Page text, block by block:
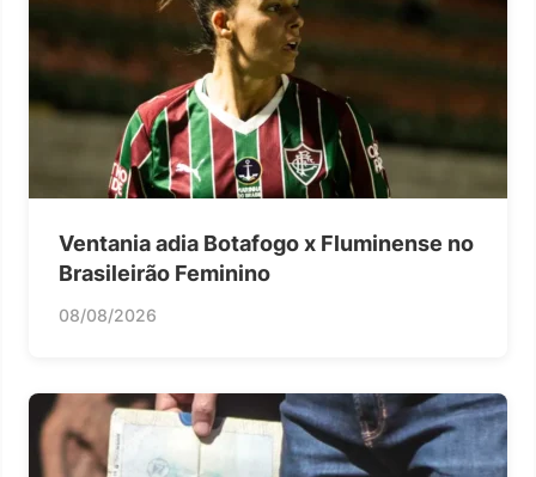
Ventania adia Botafogo x Fluminense no
Brasileirão Feminino
08/08/2026